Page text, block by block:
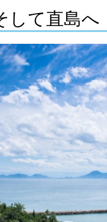
して直島へ